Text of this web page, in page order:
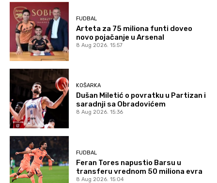
FUDBAL
Arteta za 75 miliona funti doveo
novo pojačanje u Arsenal
8 Aug 2026. 15:57
KOŠARKA
Dušan Miletić o povratku u Partizan i
saradnji sa Obradovićem
8 Aug 2026. 15:36
FUDBAL
Feran Tores napustio Barsu u
transferu vrednom 50 miliona evra
8 Aug 2026. 15:04